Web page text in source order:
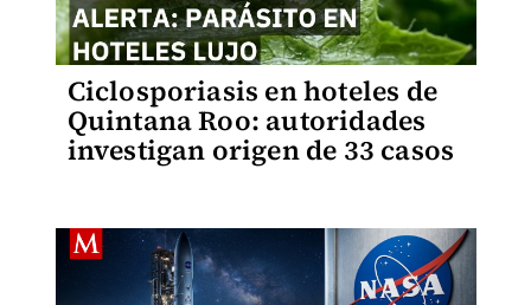
Ciclosporiasis en hoteles de
Quintana Roo: autoridades
investigan origen de 33 casos